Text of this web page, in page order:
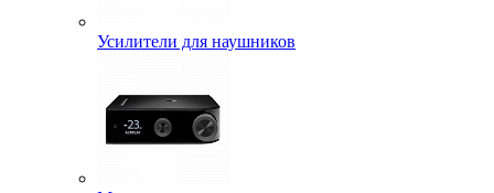
Усилители для наушников